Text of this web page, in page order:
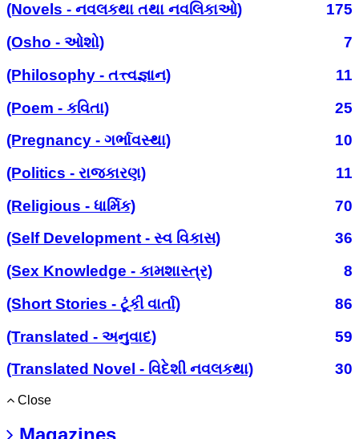
(Novels - નવલકથા તથા નવલિકાઓ)
175
(Osho - ઓશો)
7
(Philosophy - તત્ત્વજ્ઞાન)
11
(Poem - કવિતા)
25
(Pregnancy - ગર્ભાવસ્થા)
10
(Politics - રાજકારણ)
11
(Religious - ધાર્મિક)
70
(Self Development - સ્વ વિકાસ)
36
(Sex Knowledge - કામશાસ્ત્ર)
8
(Short Stories - ટૂંકી વાર્તા)
86
(Translated - અનુવાદ)
59
(Translated Novel - વિદેશી નવલકથા)
30
Close
Magazines